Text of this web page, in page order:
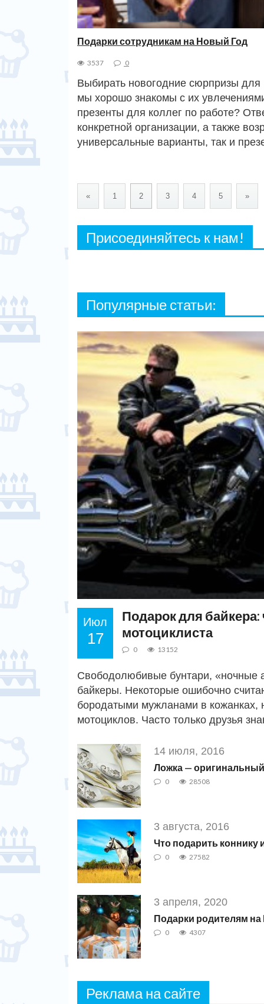
Подарки сотрудникам на Новый Год
3537 0
Выбирать новогодние сюрпризы
мы хорошо знакомы с их
презенты для коллег по работе?
конкретной организации, а также
универсальные варианты, так и
« 1 2 3 4 5 »
Присоединяйтесь к нам!
Популярные статьи:
Июл
17
Подарок для
мотоциклиста
0 13152
Свободолюбивые бунтари, «ночные
байкеры. Некоторые ошибочно
бородатыми мужланами в кожанках,
мотоциклов. Часто только друзья
14 июля, 2016
Ложка —
0 28508
3 августа, 2016
Что подарить
0 27582
3 апреля, 2020
Подарки родителям
0 4307
Реклама на сайте